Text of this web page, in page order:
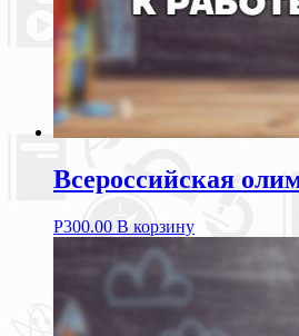
Всероссийская
Р300.00 В корзину